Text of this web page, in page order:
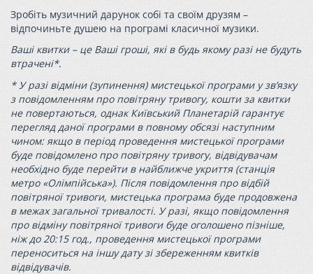
Зробіть музичний дарунок собі та своїм друзям –
відпочиньте душею на програмі класичної музики.
Ваші квитки – це Ваші гроші, які в будь якому разі не будуть
втрачені*.
* У разі відміни (зупинення) мистецької програми у зв’язку
з повідомленням про повітряну тривогу, кошти за квитки
не повертаються, однак Київський Планетарій гарантує
перегляд даної програми в повному обсязі наступним
чином: якщо в період проведення мистецької програми
буде повідомлено про повітряну тривогу, відвідувачам
необхідно буде перейти в найближче укриття (станція
метро «Олімпійська»). Після повідомлення про відбій
повітряної тривоги, мистецька програма буде продовжена
в межах загальної тривалості. У разі, якщо повідомлення
про відміну повітряної тривоги буде оголошено пізніше,
ніж до 20:15 год., проведення мистецької програми
переноситься на іншу дату зі збереженням квитків
відвідувачів.